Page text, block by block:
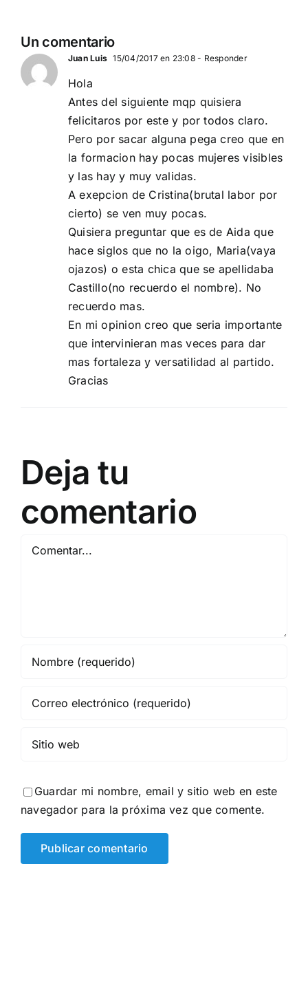
Un comentario
Juan Luis 15/04/2017 en 23:08- Responder
Hola
Antes del siguiente mqp quisiera
felicitaros por este y por todos claro.
Pero por sacar alguna pega creo que en
la formacion hay pocas mujeres visibles
y las hay y muy validas.
A exepcion de Cristina(brutal labor por
cierto) se ven muy pocas.
Quisiera preguntar que es de Aida que
hace siglos que no la oigo, Maria(vaya
ojazos) o esta chica que se apellidaba
Castillo(no recuerdo el nombre). No
recuerdo mas.
En mi opinion creo que seria importante
que intervinieran mas veces para dar
mas fortaleza y versatilidad al partido.
Gracias
Deja tu
comentario
Guardar mi nombre, email y sitio web en este
navegador para la próxima vez que comente.